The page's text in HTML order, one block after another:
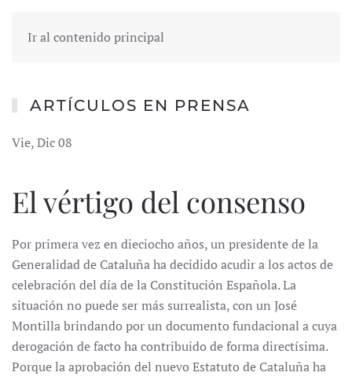
Ir al contenido principal
ARTÍCULOS EN PRENSA
Vie, Dic 08
El vértigo del consenso
Por primera vez en dieciocho años, un presidente de la
Generalidad de Cataluña ha decidido acudir a los actos de
celebración del día de la Constitución Española. La
situación no puede ser más surrealista, con un José
Montilla brindando por un documento fundacional a cuya
derogación de facto ha contribuido de forma directísima.
Porque la aprobación del nuevo Estatuto de Cataluña ha